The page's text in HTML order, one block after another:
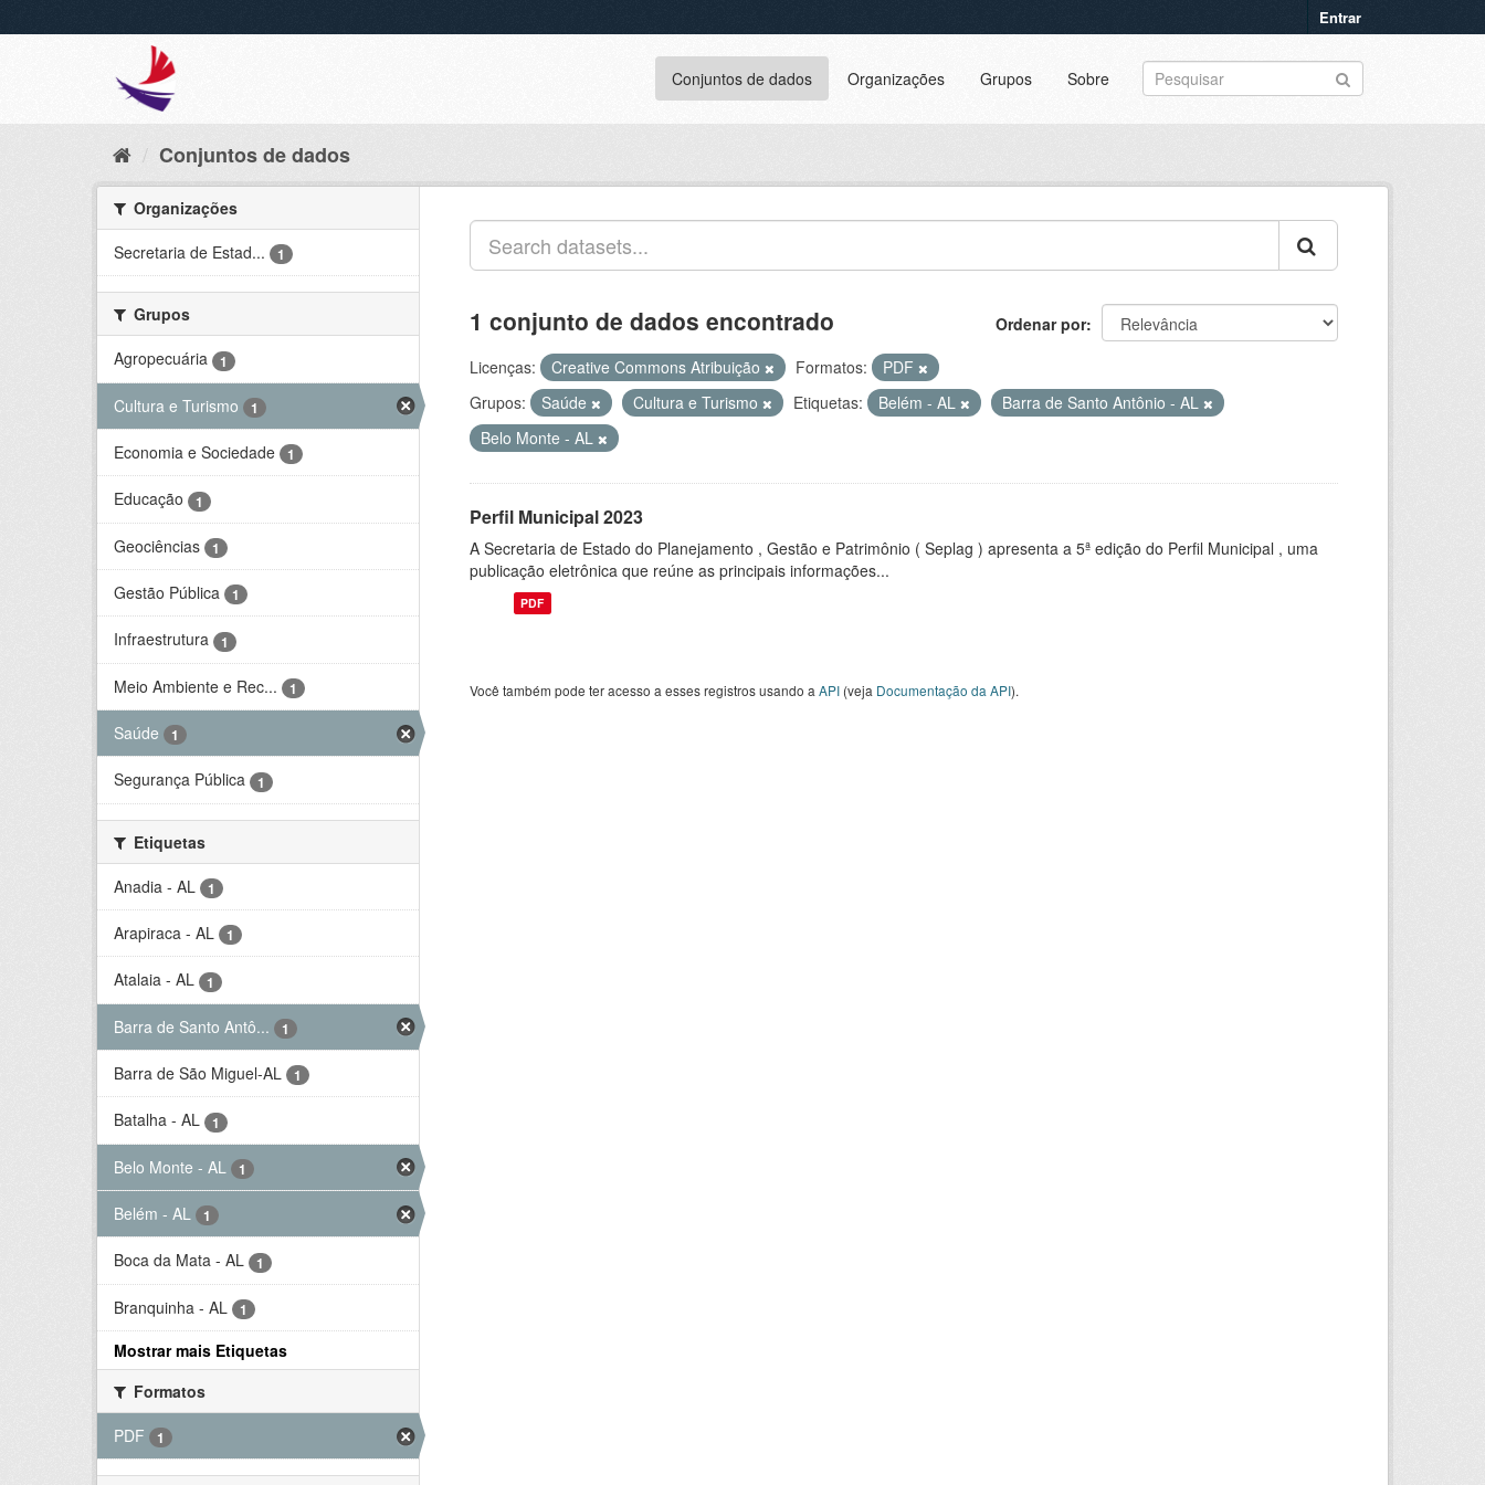
Entrar
Conjuntos de dados Organizações Grupos Sobre
Conjuntos de dados
Organizações
Secretaria de Estad...
1
Grupos
Agropecuária
1
Cultura e Turismo 1
Economia e Sociedade 1
Educação 1
Geociências 1
Gestão Pública 1
Infraestrutura 1
Meio Ambiente e Rec... 1
Saúde 1
Segurança Pública 1
Etiquetas
Anadia - AL
1
Arapiraca - AL 1
Atalaia - AL 1
Barra de Santo Antô... 1
Barra de São Miguel-AL 1
Batalha - AL 1
Belo Monte - AL 1
Belém - AL 1
Boca da Mata - AL 1
Branquinha - AL 1
Mostrar mais Etiquetas
Formatos
PDF
1
Ordenar por
1 conjunto de dados encontrado
Licenças: Creative Commons Atribuição Formatos:
PDF
Grupos:
Saúde Cultura e Turismo Etiquetas: Belém - AL
Barra de Santo Antônio - AL
Belo Monte - AL
Perfil Municipal 2023
A Secretaria de Estado do Planejamento , Gestão e Patrimônio ( Seplag ) apresenta a 5ª edição do Perfil Municipal , uma
publicação eletrônica que reúne as principais informações...
PDF
Você também pode ter acesso a esses registros usando a API (veja Documentação da API).